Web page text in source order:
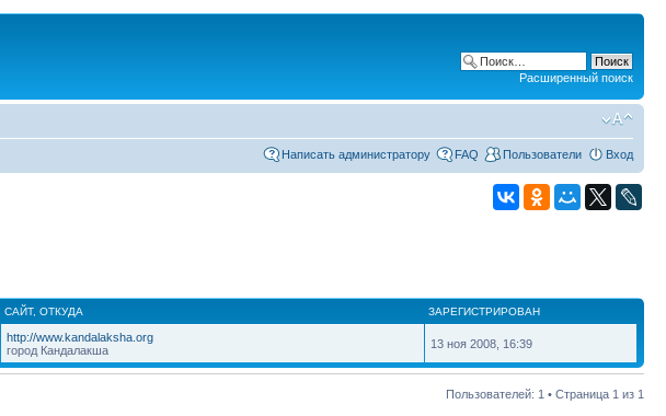
Расширенный поиск
Написать администратору FAQ Пользователи Вход
САЙТ, ОТКУДА ЗАРЕГИСТРИРОВАН
http://www.kandalaksha.org
город Кандалакша
13 ноя 2008, 16:39
Пользователей: 1 • Страница 1 из 1